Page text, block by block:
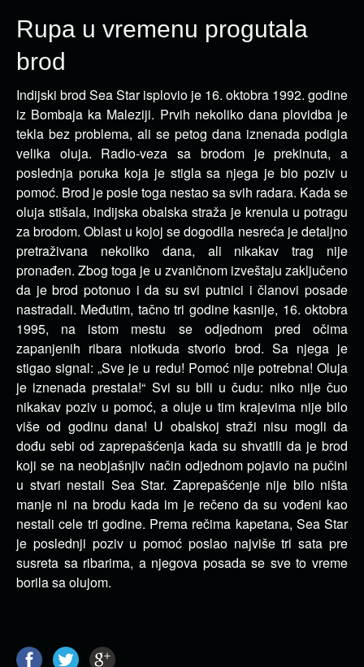
Rupa u vremenu progutala
brod
Indijski brod Sea Star isplovio je 16. oktobra 1992. godine
iz Bombaja ka Maleziji. Prvih nekoliko dana plovidba je
tekla bez problema, ali se petog dana iznenada podigla
velika oluja. Radio-veza sa brodom je prekinuta, a
poslednja poruka koja je stigla sa njega je bio poziv u
pomoć. Brod je posle toga nestao sa svih radara. Kada se
oluja stišala, indijska obalska straža je krenula u potragu
za brodom. Oblast u kojoj se dogodila nesreća je detaljno
pretraživana nekoliko dana, ali nikakav trag nije
pronađen. Zbog toga je u zvaničnom izveštaju zaključeno
da je brod potonuo i da su svi putnici i članovi posade
nastradali. Međutim, tačno tri godine kasnije, 16. oktobra
1995, na istom mestu se odjednom pred očima
zapanjenih ribara niotkuda stvorio brod. Sa njega je
stigao signal: „Sve je u redu! Pomoć nije potrebna! Oluja
je iznenada prestala!“ Svi su bili u čudu: niko nije čuo
nikakav poziv u pomoć, a oluje u tim krajevima nije bilo
više od godinu dana! U obalskoj straži nisu mogli da
dođu sebi od zaprepašćenja kada su shvatili da je brod
koji se na neobjašnjiv način odjednom pojavio na pučini
u stvari nestali Sea Star. Zaprepašćenje nije bilo ništa
manje ni na brodu kada im je rečeno da su vođeni kao
nestali cele tri godine. Prema rečima kapetana, Sea Star
je poslednji poziv u pomoć poslao najviše tri sata pre
susreta sa ribarima, a njegova posada se sve to vreme
borila sa olujom.